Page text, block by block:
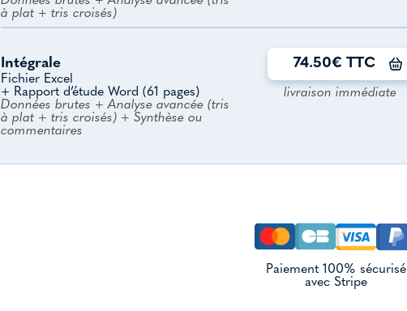
à plat + tris croisés)
Intégrale
Fichier Excel
+ Rapport d’étude Word (61 pages)
Données brutes + Analyse avancée (tris
à plat + tris croisés) + Synthèse ou
commentaires
74.50€ TTC
livraison immédiate
Paiement 100% sécurisé
avec Stripe